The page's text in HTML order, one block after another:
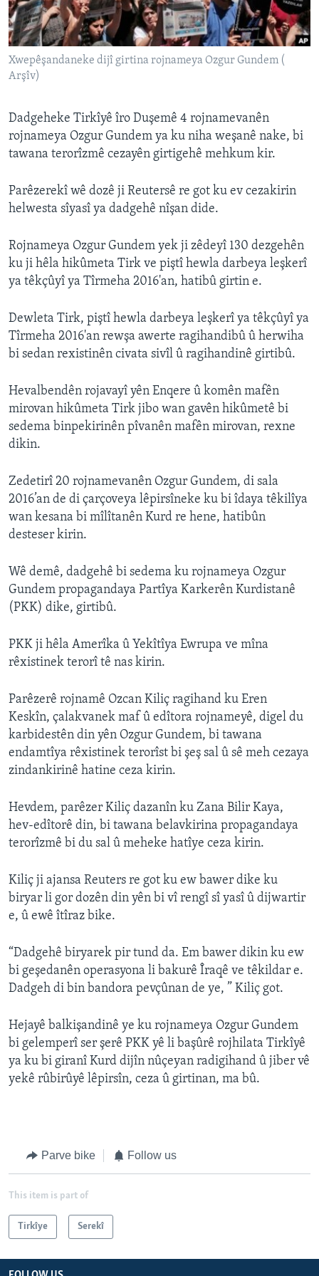
ÇAND Û HUNER
SERNIVÎS
SORANÎ
FOLLOW US
Zimanên Din
Xwepêşandaneke dijî girtina rojnameya Ozgur Gundem (
Arşîv)
Dadgeheke Tirkîyê îro Duşemê 4 rojnamevanên
rojnameya Ozgur Gundem ya ku niha weşanê nake, bi
tawana terorîzmê cezayên girtigehê mehkum kir.
Parêzerekî wê dozê ji Reutersê re got ku ev cezakirin
helwesta sîyasî ya dadgehê nîşan dide.
Rojnameya Ozgur Gundem yek ji zêdeyî 130 dezgehên
ku ji hêla hikûmeta Tirk ve piştî hewla darbeya leşkerî
ya têkçûyî ya Tîrmeha 2016'an, hatibû girtin e.
Dewleta Tirk, piştî hewla darbeya leşkerî ya têkçûyî ya
Tîrmeha 2016'an rewşa awerte ragihandibû û herwiha
bi sedan rexistinên civata sivîl û ragihandinê girtibû.
Hevalbendên rojavayî yên Enqere û komên mafên
mirovan hikûmeta Tirk jibo wan gavên hikûmetê bi
sedema binpekirinên pîvanên mafên mirovan, rexne
dikin.
Zedetirî 20 rojnamevanên Ozgur Gundem, di sala
2016’an de di çarçoveya lêpirsîneke ku bi îdaya têkilîya
wan kesana bi mîlîtanên Kurd re hene, hatibûn
desteser kirin.
Wê demê, dadgehê bi sedema ku rojnameya Ozgur
Gundem propagandaya Partîya Karkerên Kurdistanê
(PKK) dike, girtibû.
PKK ji hêla Amerîka û Yekîtîya Ewrupa ve mîna
rêxistinek terorî tê nas kirin.
Parêzerê rojnamê Ozcan Kiliç ragihand ku Eren
Keskîn, çalakvanek maf û edîtora rojnameyê, digel du
karbidestên din yên Ozgur Gundem, bi tawana
endamtîya rêxistinek terorîst bi şeş sal û sê meh cezaya
zindankirinê hatine ceza kirin.
Hevdem, parêzer Kiliç dazanîn ku Zana Bilir Kaya,
hev-edîtorê din, bi tawana belavkirina propagandaya
terorîzmê bi du sal û meheke hatîye ceza kirin.
Kiliç ji ajansa Reuters re got ku ew bawer dike ku
biryar li gor dozên din yên bi vî rengî sî yasî û dijwartir
e, û ewê îtîraz bike.
“Dadgehê biryarek pir tund da. Em bawer dikin ku ew
bi geşedanên operasyona li bakurê Îraqê ve têkildar e.
Dadgeh di bin bandora pevçûnan de ye, ” Kiliç got.
Hejayê balkişandinê ye ku rojnameya Ozgur Gundem
bi gelemperî ser şerê PKK yê li başûrê rojhilata Tirkîyê
ya ku bi giranî Kurd dijîn nûçeyan radigihand û jiber vê
yekê rûbirûyê lêpirsîn, ceza û girtinan, ma bû.
Parve bike Follow us
This item is part of
Tirkîye Serekî